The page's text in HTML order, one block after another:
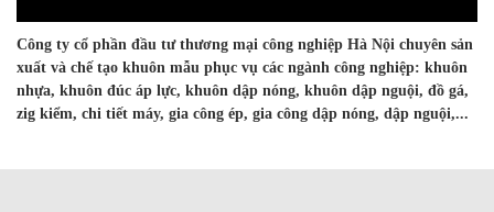
Công ty cổ phần đầu tư thương mại công nghiệp Hà Nội chuyên sản
xuất và chế tạo khuôn mẫu phục vụ các ngành công nghiệp: khuôn
nhựa, khuôn đúc áp lực, khuôn dập nóng, khuôn dập nguội, đồ gá,
zig kiểm, chi tiết máy, gia công ép, gia công dập nóng, dập nguội,...